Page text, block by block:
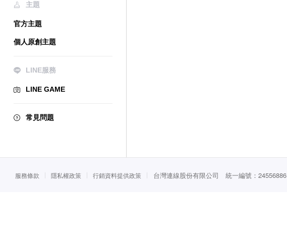
主題
官方主題
個人原創主題
LINE服務
LINE GAME
常見問題
服務條款 隱私權政策 行銷資料提供政策 台灣連線股份有限公司 統一編號：24556886